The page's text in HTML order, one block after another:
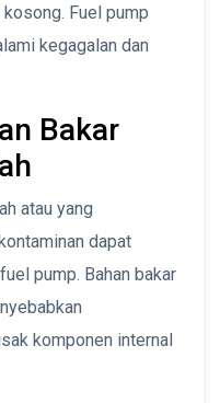
Fuel pump
kegagalan dan
Bakar
atau yang
dapat
pump. Bahan bakar
komponen internal